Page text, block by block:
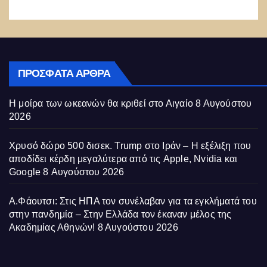
ΠΡΌΣΦΑΤΑ ΆΡΘΡΑ
Η μοίρα των ωκεανών θα κριθεί στο Αιγαίο 8 Αυγούστου
2026
Χρυσό δώρο 500 δισεκ. Trump στο Ιράν – Η εξέλιξη που
αποδίδει κέρδη μεγαλύτερα από τις Apple, Nvidia και
Google 8 Αυγούστου 2026
Α.Φάουτσι: Στις ΗΠΑ τον συνέλαβαν για τα εγκλήματά του
στην πανδημία – Στην Ελλάδα τον έκαναν μέλος της
Ακαδημίας Αθηνών! 8 Αυγούστου 2026